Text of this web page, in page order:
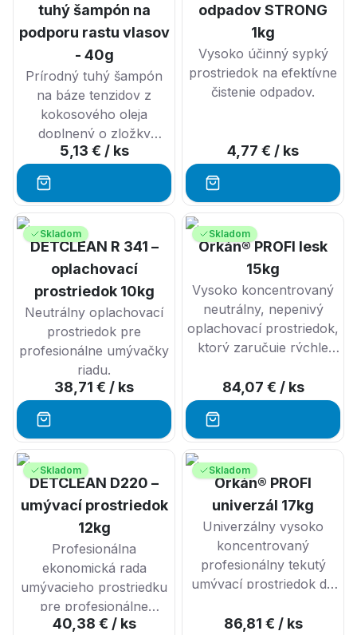
vôňou čajovníka v
kombinácii s citrónom a
santalovým drevom
Šampón je vhodný aj pre
vegánov.
kokosového oleja bez
pridaných farbív a vôní
vhodný pre citlivú
pokožku.
tuhý šampón na
podporu rastu vlasov
- 40g
Prírodný tuhý šampón
na báze tenzidov z
kokosového oleja
doplnený o zložky
podporujúce rast vlasov
s príjemnou pánskou
KAPITÁN je prírodný
tuhý šampón s obsahom
ricínového oleja, kofeínu
a neodolateľnou vôňou
pačuli a kajeput.
Šampón je vhodný aj pre
vegánov.
5,13 € / ks
odpadov STRONG
1kg
Vysoko účinný sypký
prostriedok na efektívne
čistenie odpadov.
4,77 € / ks
Skladom
DETCLEAN R 341 –
oplachovací
prostriedok 10kg
Neutrálny oplachovací
prostriedok pre
profesionálne umývačky
riadu.
38,71 € / ks
Skladom
Orkán® PROFI lesk
15kg
Vysoko koncentrovaný
neutrálny, nepenivý
oplachovací prostriedok,
ktorý zaručuje rýchle
84,07 € / ks
Skladom
DETCLEAN D220 –
umývací prostriedok
12kg
Profesionálna
ekonomická rada
umývacieho prostriedku
pre profesionálne
umývačky riadu.
40,38 € / ks
Skladom
Orkán® PROFI
univerzál 17kg
Univerzálny vysoko
koncentrovaný
profesionálny tekutý
umývací prostriedok do
umývačiek riadu.
86,81 € / ks